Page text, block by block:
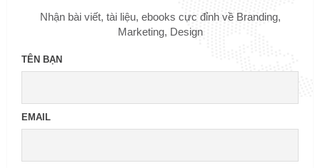
Nhận bài viết, tài liệu, ebooks cực đỉnh về Branding,
Marketing, Design
TÊN BẠN
EMAIL